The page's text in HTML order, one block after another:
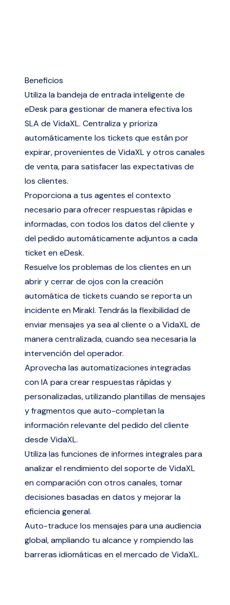
Beneficios
Utiliza la bandeja de entrada inteligente de
eDesk para gestionar de manera efectiva los
SLA de VidaXL. Centraliza y prioriza
automáticamente los tickets que están por
expirar, provenientes de VidaXL y otros canales
de venta, para satisfacer las expectativas de
los clientes.
Proporciona a tus agentes el contexto
necesario para ofrecer respuestas rápidas e
informadas, con todos los datos del cliente y
del pedido automáticamente adjuntos a cada
ticket en eDesk.
Resuelve los problemas de los clientes en un
abrir y cerrar de ojos con la creación
automática de tickets cuando se reporta un
incidente en Mirakl. Tendrás la flexibilidad de
enviar mensajes ya sea al cliente o a VidaXL de
manera centralizada, cuando sea necesaria la
intervención del operador.
Aprovecha las automatizaciones integradas
con IA para crear respuestas rápidas y
personalizadas, utilizando plantillas de mensajes
y fragmentos que auto-completan la
información relevante del pedido del cliente
desde VidaXL.
Utiliza las funciones de informes integrales para
analizar el rendimiento del soporte de VidaXL
en comparación con otros canales, tomar
decisiones basadas en datos y mejorar la
eficiencia general.
Auto-traduce los mensajes para una audiencia
global, ampliando tu alcance y rompiendo las
barreras idiomáticas en el mercado de VidaXL.